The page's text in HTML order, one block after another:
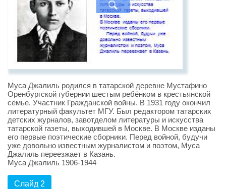
Муса Джалиль родился в татарской деревне Мустафино
Оренбургской губернии шестым ребёнком в крестьянской
семье. Участник Гражданской войны. В 1931 году окончил
литературный факультет МГУ. Был редактором татарских
детских журналов, завотделом литературы и искусства
татарской газеты, выходившей в Москве. В Москве изданы
его первые поэтические сборники. Перед войной, будучи
уже довольно известным журналистом и поэтом, Муса
Джалиль переезжает в Казань.
Муса Джалиль 1906-1944
Слайд 2